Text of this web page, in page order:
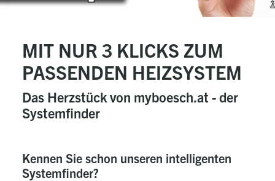
MIT NUR 3 KLICKS ZUM
PASSENDEN HEIZSYSTEM
Das Herzstück von myboesch.at - der
Systemfinder
Kennen Sie schon unseren intelligenten
Systemfinder?